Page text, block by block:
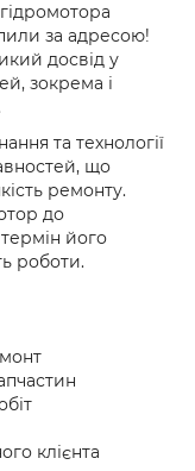
за адресою!
досвід у
зокрема і
та технології
що
ремонту.
до
його
роботи.
клієнта